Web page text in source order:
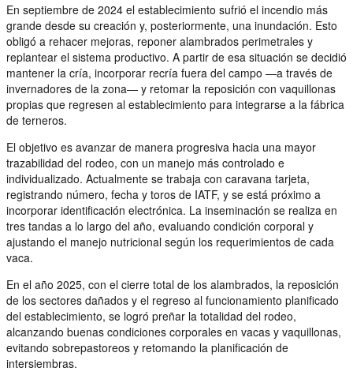
En septiembre de 2024 el establecimiento sufrió el incendio más
grande desde su creación y, posteriormente, una inundación. Esto
obligó a rehacer mejoras, reponer alambrados perimetrales y
replantear el sistema productivo. A partir de esa situación se decidió
mantener la cría, incorporar recría fuera del campo —a través de
invernadores de la zona— y retomar la reposición con vaquillonas
propias que regresen al establecimiento para integrarse a la fábrica
de terneros.
El objetivo es avanzar de manera progresiva hacia una mayor
trazabilidad del rodeo, con un manejo más controlado e
individualizado. Actualmente se trabaja con caravana tarjeta,
registrando número, fecha y toros de IATF, y se está próximo a
incorporar identificación electrónica. La inseminación se realiza en
tres tandas a lo largo del año, evaluando condición corporal y
ajustando el manejo nutricional según los requerimientos de cada
vaca.
En el año 2025, con el cierre total de los alambrados, la reposición
de los sectores dañados y el regreso al funcionamiento planificado
del establecimiento, se logró preñar la totalidad del rodeo,
alcanzando buenas condiciones corporales en vacas y vaquillonas,
evitando sobrepastoreos y retomando la planificación de
intersiembras.